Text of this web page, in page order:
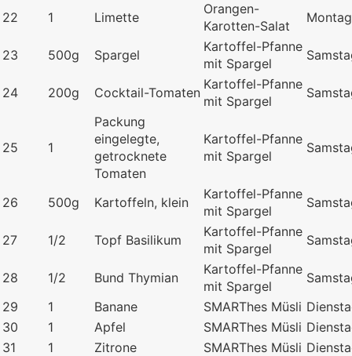
22 1 Limette
Orangen-
Karotten-Salat
Montag
23 500g Spargel
Kartoffel-Pfanne
mit Spargel
24 200g Cocktail-Tomaten
Kartoffel-Pfanne
mit Spargel
25 1
Packung
eingelegte,
getrocknete
Tomaten
Kartoffel-Pfanne
mit Spargel
26 500g Kartoffeln, klein
Kartoffel-Pfanne
mit Spargel
27 1/2 Topf Basilikum
Kartoffel-Pfanne
mit Spargel
28 1/2 Bund Thymian
Kartoffel-Pfanne
mit Spargel
29
1 Banane SMARThes Müsli
30
1 Apfel SMARThes Müsli
31
1 Zitrone SMARThes Müsli